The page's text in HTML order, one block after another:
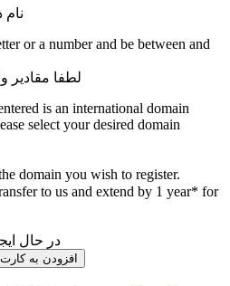
or a numberand be between and
لطفا مقادیر
is an international domain
select your desired domain
domain you wish to register.
to us and extend by 1 year* for
در حال
افزودن به کارت